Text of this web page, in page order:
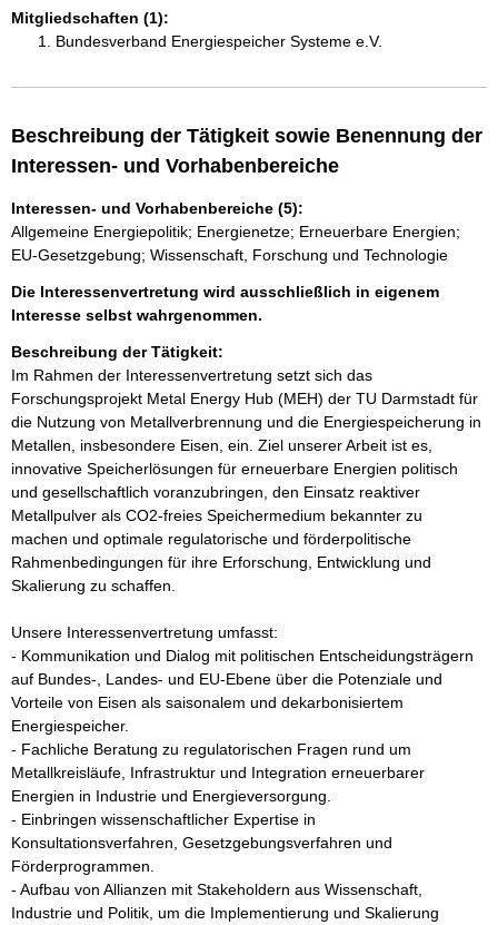
Mitgliedschaften (1):
Bundesverband Energiespeicher Systeme e.V.
Beschreibung der Tätigkeit sowie Benennung der
Interessen- und Vorhabenbereiche
Interessen- und Vorhabenbereiche (5):
Allgemeine Energiepolitik; Energienetze; Erneuerbare Energien;
EU-Gesetzgebung; Wissenschaft, Forschung und Technologie
Die Interessenvertretung wird ausschließlich in eigenem
Interesse selbst wahrgenommen.
Beschreibung der Tätigkeit:
Im Rahmen der Interessenvertretung setzt sich das
Forschungsprojekt Metal Energy Hub (MEH) der TU Darmstadt für
die Nutzung von Metallverbrennung und die Energiespeicherung in
Metallen, insbesondere Eisen, ein. Ziel unserer Arbeit ist es,
innovative Speicherlösungen für erneuerbare Energien politisch
und gesellschaftlich voranzubringen, den Einsatz reaktiver
Metallpulver als CO2-freies Speichermedium bekannter zu
machen und optimale regulatorische und förderpolitische
Rahmenbedingungen für ihre Erforschung, Entwicklung und
Skalierung zu schaffen.
Unsere Interessenvertretung umfasst:
- Kommunikation und Dialog mit politischen Entscheidungsträgern
auf Bundes-, Landes- und EU-Ebene über die Potenziale und
Vorteile von Eisen als saisonalem und dekarbonisiertem
Energiespeicher.
- Fachliche Beratung zu regulatorischen Fragen rund um
Metallkreisläufe, Infrastruktur und Integration erneuerbarer
Energien in Industrie und Energieversorgung.
- Einbringen wissenschaftlicher Expertise in
Konsultationsverfahren, Gesetzgebungsverfahren und
Förderprogrammen.
- Aufbau von Allianzen mit Stakeholdern aus Wissenschaft,
Industrie und Politik, um die Implementierung und Skalierung